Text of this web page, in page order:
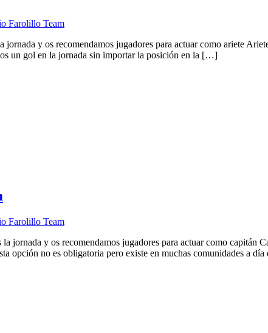
Farolillo Team
y os recomendamos jugadores para actuar como ariete
un gol en la jornada sin importar la posición en la […]
Farolillo Team
y os recomendamos jugadores para actuar como capitán
opción no es obligatoria pero existe en muchas comunidades a día